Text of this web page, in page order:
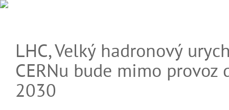
LHC, Velký hadronový
CERNu bude mimo provoz
2030